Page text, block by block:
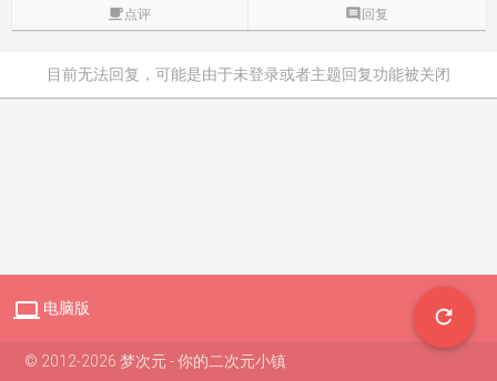
点评  回复
目前无法回复，可能是由于未登录或者主题回复功能被关闭

 电脑版
© 2012-2026 梦次元 - 你的二次元小镇